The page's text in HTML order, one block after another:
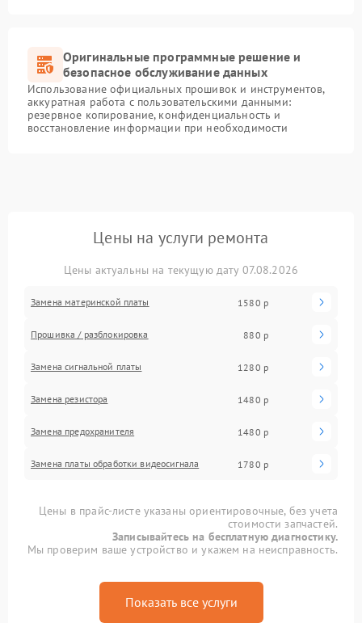
Оригинальные программные решение и
безопасное обслуживание данных
Использование официальных прошивок и инструментов,
аккуратная работа с пользовательскими данными:
резервное копирование, конфиденциальность и
восстановление информации при необходимости
Цены на услуги ремонта
Цены актуальны на текущую дату 07.08.2026
Замена материнской платы 1580 р
Прошивка / разблокировка 880 р
Замена сигнальной платы 1280 р
Замена резистора 1480 р
Замена предохранителя 1480 р
Замена платы обработки видеосигнала 1780 р
Цены в прайс-листе указаны ориентировочные, без учета
стоимости запчастей.
Записывайтесь на бесплатную диагностику.
Мы проверим ваше устройство и укажем на неисправность.
Показать все услуги